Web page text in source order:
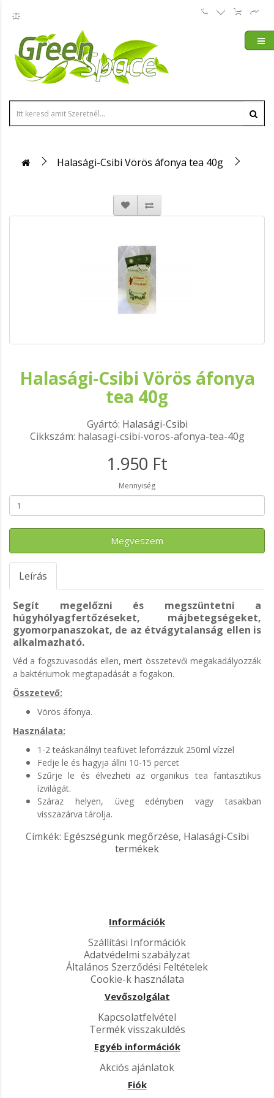
Halasági-Csibi Vörös áfonya tea 40g
Halasági-Csibi Vörös áfonya
tea 40g
Gyártó: Halasági-Csibi
Cikkszám: halasagi-csibi-voros-afonya-tea-40g
1.950 Ft
Mennyiség
Megveszem
Leírás
Segít megelőzni és megszüntetni a
húgyhólyagfertőzéseket, májbetegségeket,
gyomorpanaszokat, de az étvágytalanság ellen is
alkalmazható.
Véd a fogszuvasodás ellen, mert összetevői megakadályozzák
a baktériumok megtapadását a fogakon.
Összetevő:
Vörös áfonya.
Használata:
1-2 teáskanálnyi teafüvet leforrázzuk 250ml vízzel
Fedje le és hagyja állni 10-15 percet
Szűrje le és élvezheti az organikus tea fantasztikus
ízvilágát.
Száraz helyen, üveg edényben vagy tasakban
visszazárva tárolja.
Címkék: Egészségünk megőrzése, Halasági-Csibi
termékek
Információk
Szállítási Információk
Adatvédelmi szabályzat
Általános Szerződési Feltételek
Cookie-k használata
Vevőszolgálat
Kapcsolatfelvétel
Termék visszaküldés
Egyéb információk
Akciós ajánlatok
Fiók